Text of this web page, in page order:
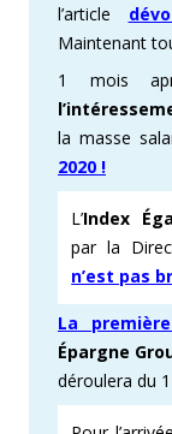
l’article
Maintenant
1 mois
la masse
2020 !
L’Index
par la
n’est pas
La
Épargne
déroulera du 1